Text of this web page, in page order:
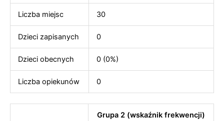
Liczba miejsc 30
Dzieci zapisanych 0
Dzieci obecnych 0 (0%)
Liczba opiekunów 0
Grupa 2 (wskaźnik frekwencji)